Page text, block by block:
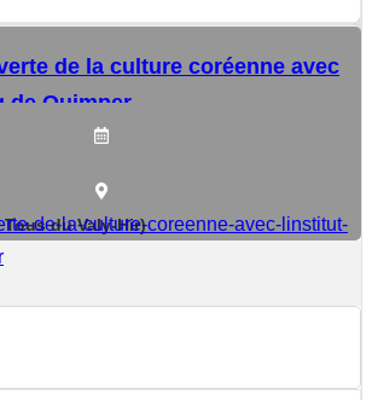
de la culture coréenne avec
de Quimper
du Valy-Hir)